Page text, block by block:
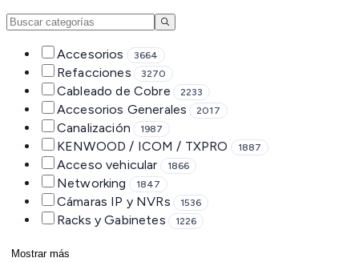
Accesorios 3664
Refacciones 3270
Cableado de Cobre 2233
Accesorios Generales 2017
Canalización 1987
KENWOOD / ICOM / TXPRO 1887
Acceso vehicular 1866
Networking 1847
Cámaras IP y NVRs 1536
Racks y Gabinetes 1226
Mostrar más